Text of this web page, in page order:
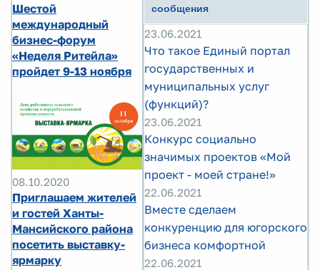
Шестой
международный
бизнес-форум
«Неделя Ритейла»
пройдет 9-13 ноября
08.10.2020
Приглашаем жителей
и гостей Ханты-
Мансийского района
посетить выставку-
ярмарку
сообщения
23.06.2021
Что такое Единый портал
государственных и
муниципальных услуг
(функций)?
23.06.2021
Конкурс социально
значимых проектов «Мой
проект - моей стране!»
22.06.2021
Вместе сделаем
конкуренцию для югорского
бизнеса комфортной
22.06.2021